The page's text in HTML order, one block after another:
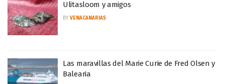
Ulitasloom y amigos
BY VENACANARIAS
Las maravillas del Marie Curie de Fred Olsen y
Balearia